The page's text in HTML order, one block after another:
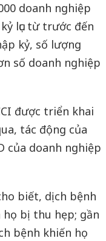
doanh nghiệp
lục từ trước đến
kỷ, số lượng
số doanh nghiệp
được triển khai
tác động của
của doanh nghiệp
biết, dịch bệnh
bị thu hẹp; gần
bệnh khiến họ